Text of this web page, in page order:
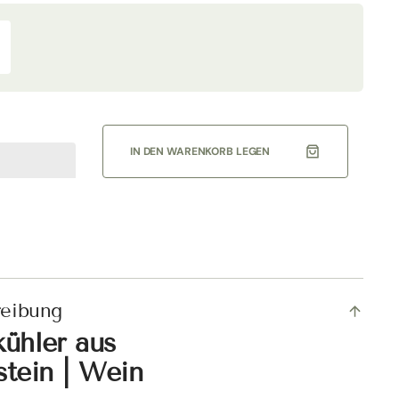
IN DEN WARENKORB LEGEN
aus
| Wein